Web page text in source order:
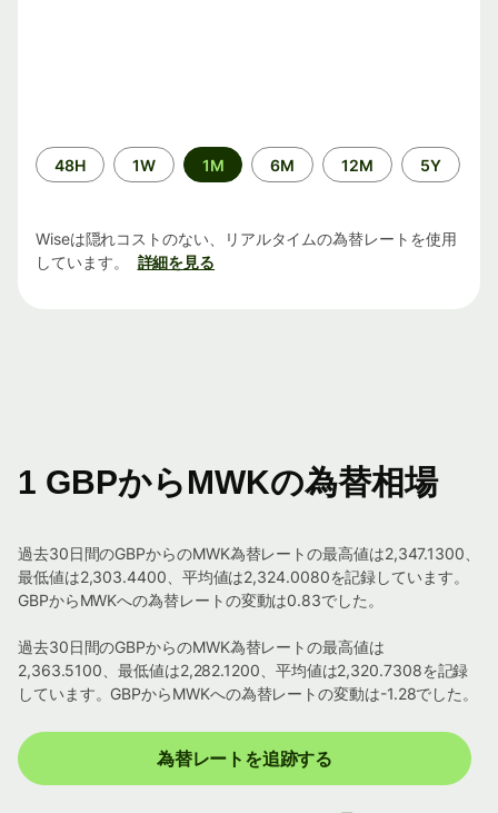
期
間
48H 1W 1M 6M 12M 5Y
Wiseは隠れコストのない、リアルタイムの為替レートを使用
しています。
詳細を見る
1 GBPからMWKの為替相場
過去30日間のGBPからのMWK為替レートの最高値は2,347.1300、
最低値は2,303.4400、平均値は2,324.0080を記録しています。
GBPからMWKへの為替レートの変動は0.83でした。
過去30日間のGBPからのMWK為替レートの最高値は
2,363.5100、最低値は2,282.1200、平均値は2,320.7308を記録
しています。GBPからMWKへの為替レートの変動は-1.28でした。
為替レートを追跡する